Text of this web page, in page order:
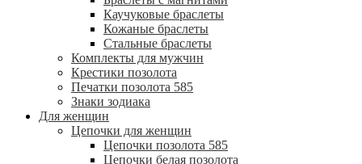
Каучуковые браслеты
Кожаные браслеты
Стальные браслеты
Комплекты для мужчин
Крестики позолота
Печатки позолота 585
Знаки зодиака
Для женщин
Цепочки для женщин
Цепочки позолота 585
Цепочки белая позолота